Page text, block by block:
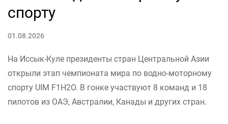
спорту
01.08.2026
На Иссык-Куле президенты стран Центральной Азии
открыли этап чемпионата мира по водно-моторному
спорту UIM F1H2O. В гонке участвуют 8 команд и 18
пилотов из ОАЭ, Австралии, Канады и других стран.